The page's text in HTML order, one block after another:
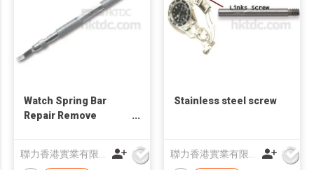
Watch Spring Bar
Repair Remove
Stainless steel screw